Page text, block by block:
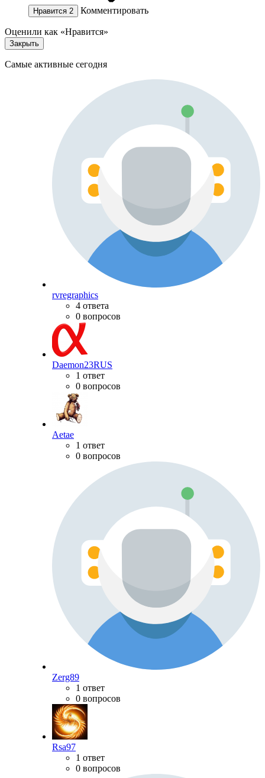
Нравится 2 Комментировать
Оценили как «Нравится»
Закрыть
Самые активные сегодня
rvregraphics
4 ответа
0 вопросов
Daemon23RUS
1 ответ
0 вопросов
Aetae
1 ответ
0 вопросов
Zerg89
1 ответ
0 вопросов
Rsa97
1 ответ
0 вопросов